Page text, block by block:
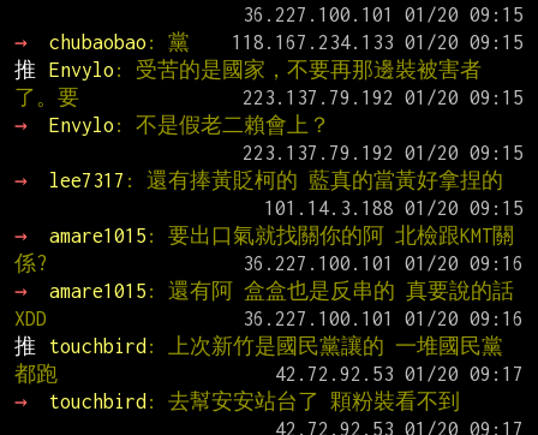
→
chubaobao : 黨
推
Envylo : 受苦的是國家，不要再那邊裝被害者
了。要
→
Envylo : 不是假老二賴會上？
→
lee7317 : 還有捧黃貶柯的 藍真的當黃好拿捏的
→
amare1015 : 要出口氣就找關你的阿 北檢跟KMT關
係?
→
amare1015 : 還有阿 盒盒也是反串的 真要說的話
XDD
推
touchbird : 上次新竹是國民黨讓的 一堆國民黨
都跑
→
touchbird : 去幫安安站台了 顆粉裝看不到